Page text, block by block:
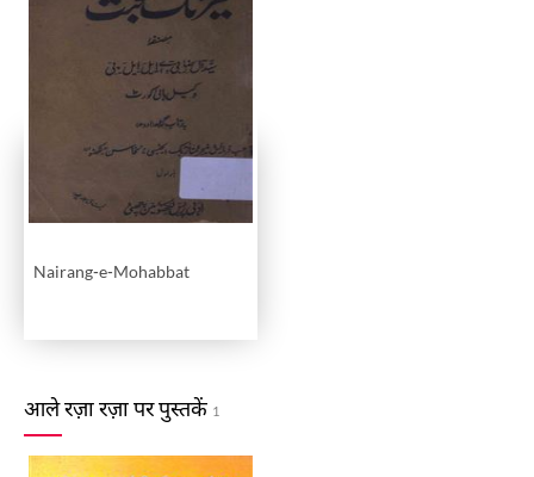
Nairang-e-Mohabbat
आले रज़ा रज़ा पर पुस्तकें 1